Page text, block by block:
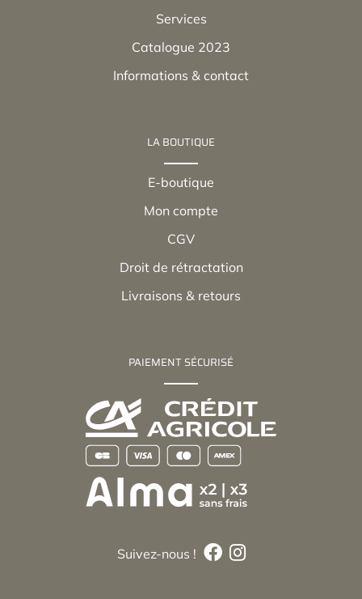
Services
Catalogue 2023
Informations & contact
LA BOUTIQUE
E-boutique
Mon compte
CGV
Droit de rétractation
Livraisons & retours
PAIEMENT SÉCURISÉ
Suivez-nous !